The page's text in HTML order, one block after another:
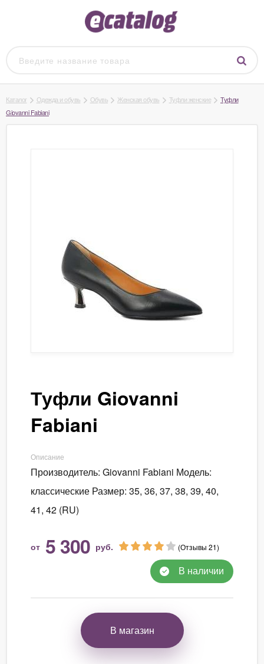
Каталог Одежда и обувь Обувь Женская обувь Туфли женские
Туфли
Giovanni Fabiani
Туфли Giovanni
Fabiani
Описание
Производитель: Giovanni Fabiani Модель:
классические Размер: 35, 36, 37, 38, 39, 40,
41, 42 (RU)
от 5 300 руб. (Отзывы 21)
В наличии
В магазин